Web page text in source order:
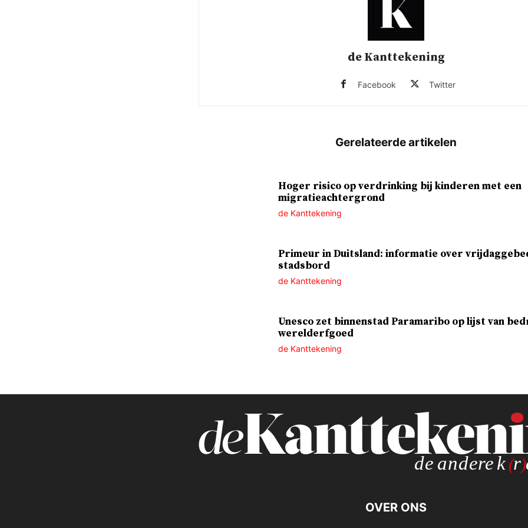
de Kanttekening
Facebook Twitter
Hoger risico op verdrinking bij kinderen met een
migratieachtergrond
de Kanttekening
Primeur in Duitsland: informatie over
stadsbord
de Kanttekening
Unesco zet binnenstad Paramaribo op lijst van
werelderfgoed
de Kanttekening
OVER ONS